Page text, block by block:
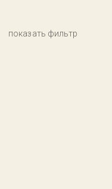
показать фильтр